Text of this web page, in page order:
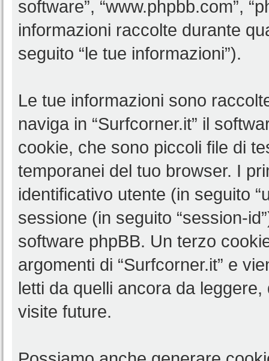
software”, “www.phpbb.com”,
informazioni raccolte durante
seguito “le tue informazioni”).
Le tue informazioni sono
naviga in “Surfcorner.it” il
cookie, che sono piccoli file di
temporanei del tuo browser. I
identificativo utente (in seguito
sessione (in seguito “session-
software phpBB. Un terzo
argomenti di “Surfcorner.it” e
letti da quelli ancora da
visite future.